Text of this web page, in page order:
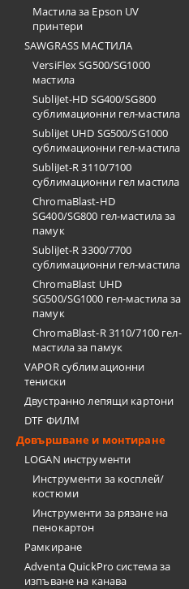
Мастила за Epson UV
принтери
SAWGRASS МАСТИЛА
VersiFlex SG500/SG1000
мастила
SubliJet-HD SG400/SG800
сублимационни гел-мастила
SubliJet UHD SG500/SG1000
сублимационни гел-мастила
SubliJet-R 3110/7100
сублимационни гел мастила
ChromaBlast-HD
SG400/SG800 гел-мастила за
памук
SubliJet-R 3300/7700
сублимационни гел-мастила
ChromaBlast UHD
SG500/SG1000 гел-мастила за
памук
ChromaBlast-R 3110/7100 гел-
мастила за памук
VAPOR сублимационни
тениски
Двустранно лепящи картони
DTF ФИЛМ
Довършване и монтиране
LOGAN инструменти
Инструменти за косплей/
костюми
Инструменти за рязане на
пенокартон
Рамкиране
Adventa QuickPro система за
изпъване на канава